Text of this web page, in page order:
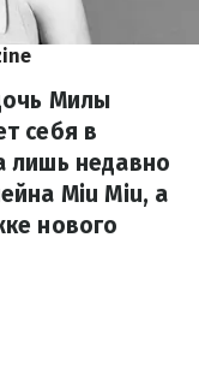
Милы
себя в
лишь недавно
Miu Miu, а
нового